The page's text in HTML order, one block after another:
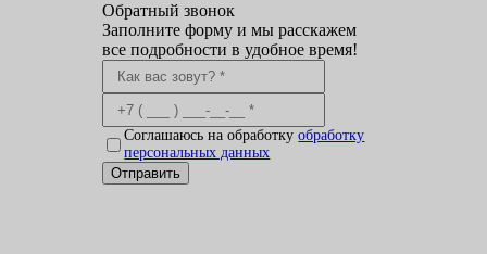
Обратный звонок
Заполните форму и мы расскажем
все подробности в удобное время!
Соглашаюсь на обработкуобработку
персональных данных
Отправить